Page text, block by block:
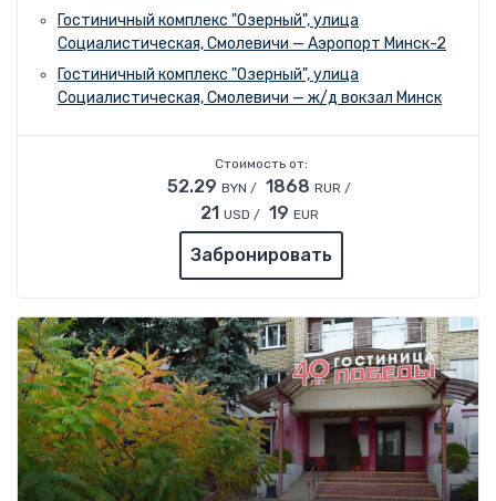
Гостиничный комплекс "Озерный", улица
Социалистическая, Смолевичи — Аэропорт Минск-2
Гостиничный комплекс "Озерный", улица
Социалистическая, Смолевичи — ж/д вокзал Минск
Стоимость от:
52.29 BYN / 1868 RUR /
21 USD / 19 EUR
Забронировать